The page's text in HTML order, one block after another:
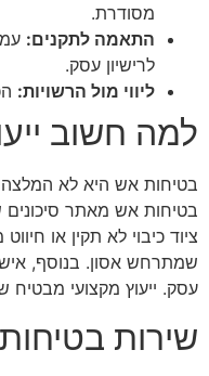
מסודרת.
התאמה לתקנים:
לרישיון עסק.
ליווי מול הרשויות:
למה חשוב
בטיחות אש היא לא המלצה
בטיחות אש מאתר סיכונים
ציוד כיבוי לא תקין או
שמתרחש אסון. בנוסף,
עסק. ייעוץ מקצועי מבטיח
שירות